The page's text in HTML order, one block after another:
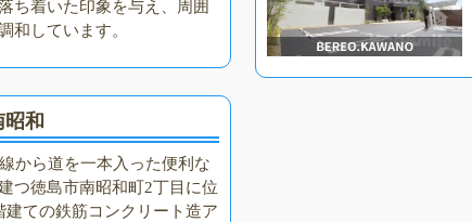
ち着いた印象を与え、周囲
和しています。
和
から道を一本入った便利な
つ徳島市南昭和町2丁目に位
建ての鉄筋コンクリート造ア